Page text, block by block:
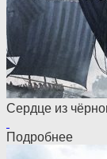
Сердце из
Подробнее